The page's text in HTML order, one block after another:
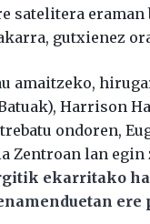
satelitera
gutxienez
Harrison
ondoren,
Zentroan lan egin
ekarritako
ere